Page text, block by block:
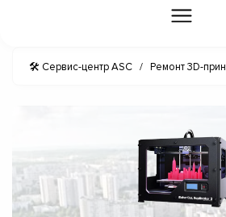
🛠 Сервис-центр ASC / Ремонт 3D-